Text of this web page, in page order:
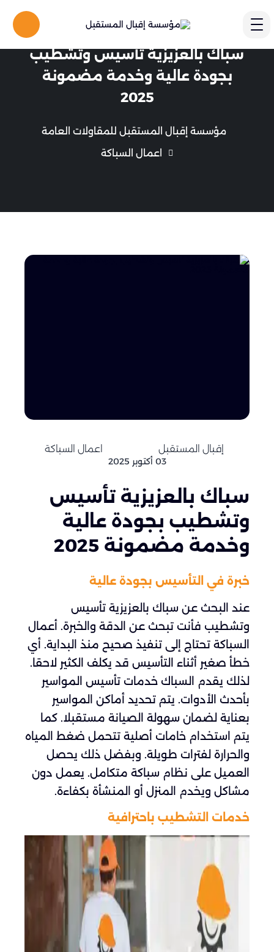
سباك بالعزيزية تأسيس وتشطيب
بجودة عالية وخدمة مضمونة
2025
مؤسسة إقبال المستقبل للمقاولات العامة
اعمال السباكة
إقبال المستقبل اعمال السباكة
03 أكتوبر 2025
سباك بالعزيزية تأسيس
وتشطيب بجودة عالية
وخدمة مضمونة 2025
خبرة في التأسيس بجودة عالية
عند البحث عن سباك بالعزيزية تأسيس
وتشطيب فأنت تبحث عن الدقة والخبرة. أعمال
السباكة تحتاج إلى تنفيذ صحيح منذ البداية. أي
خطأ صغير أثناء التأسيس قد يكلف الكثير لاحقا.
لذلك يقدم السباك خدمات تأسيس المواسير
بأحدث الأدوات. يتم تحديد أماكن المواسير
بعناية لضمان سهولة الصيانة مستقبلا. كما
يتم استخدام خامات أصلية تتحمل ضغط المياه
والحرارة لفترات طويلة. وبفضل ذلك يحصل
العميل على نظام سباكة متكامل. يعمل دون
مشاكل ويخدم المنزل أو المنشأة بكفاءة.
خدمات التشطيب باحترافية